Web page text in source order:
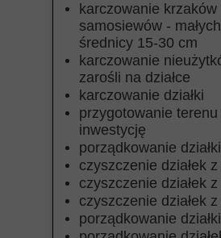
karczowanie krzaków
samosiewów -
średnicy 15-30 cm
karczowanie
zarośli na działce
karczowanie działki
przygotowanie terenu
inwestycję
porządkowanie działki
czyszczenie działek
czyszczenie działek
czyszczenie działek z
porządkowanie działki